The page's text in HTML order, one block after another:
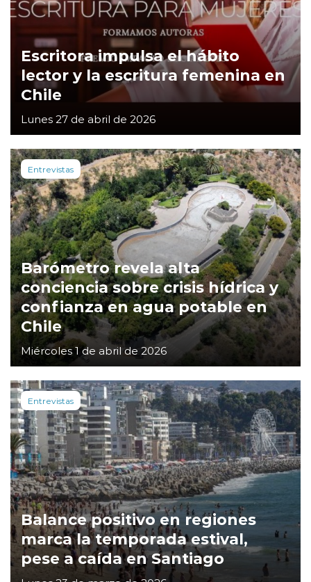
Escritora impulsa el hábito
lector y la escritura femenina en
Chile
Lunes 27 de abril de 2026
Entrevistas
Barómetro revela alta
conciencia sobre crisis hídrica y
confianza en agua potable en
Chile
Miércoles 1 de abril de 2026
Entrevistas
Balance positivo en regiones
marca la temporada estival,
pese a caída en Santiago